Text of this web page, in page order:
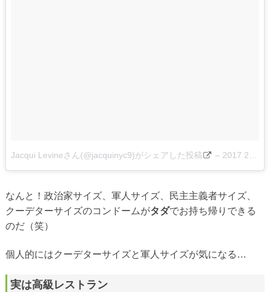
Jacqui Levineさん(@jacquinyc9)がシェアした投稿 – 2017 2月 10 6:30午前 PST
なんと！政治家サイズ、軍人サイズ、民主主義者サイズ、
クーデターサイズのコンドームがタダでお持ち帰りできる
のだ（笑）
個人的にはクーデターサイズと軍人サイズが気になる…
実は高級レストラン